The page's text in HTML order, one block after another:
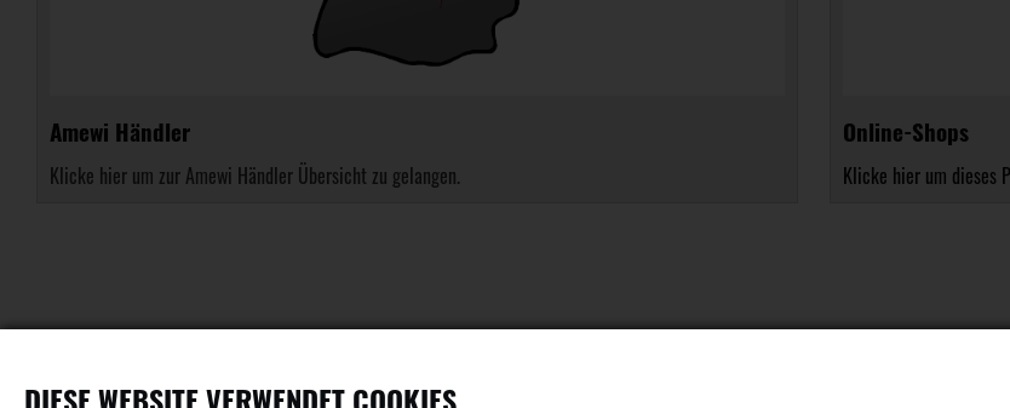
Amewi Händler
Klicke hier um zur Amewi Händler Übersicht zu gelangen.
Online-Shops
Klicke hier um dieses